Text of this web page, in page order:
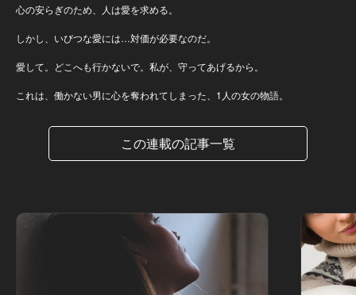
心の安らぎのため、人は愛を求める。
しかし、いびつな愛には…対価が必要なのだ。
愛して。どこへも行かないで。私が、守ってあげるから。
これは、働かない男に心を奪われてしまった、1人の女の物語。
この連載の記事一覧